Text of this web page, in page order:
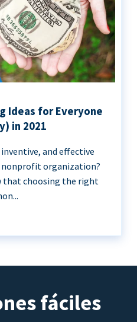
Ideas for Everyone
in 2021
and effective
nonprofit organization?
that choosing the right
fáciles